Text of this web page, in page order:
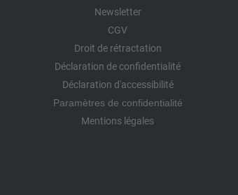
Newsletter
CGV
Droit de rétractation
Déclaration de confidentialité
Déclaration d'accessibilité
Paramètres de confidentialité
Mentions légales